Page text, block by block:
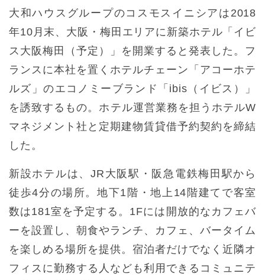
大和ハウスグループのコスモスイニシアは2018
年10月末、大阪・梅田エリアに新築ホテル「イビ
ス大阪梅田（予定）」を開業すると発表した。フ
ランスに本社を置くホテルチェーン「アコーホテ
ルズ」のエコノミーブランド「ibis（イビス）」
を誘致するもの。ホテル運営業務を担うホテルW
マネジメント社と定期建物賃貸借予約契約を締結
した。
新設ホテルは、JR大阪駅・阪急電鉄梅田駅から
徒歩4分の場所。地下1階・地上14階建てで客室
数は181室を予定する。1Fには開放的なカフェバ
ーを設置し、朝食やランチ、カフェ、バータイム
を楽しめる場所を提供。宿泊者だけでなく近隣オ
フィスに勤務する人なども利用できるコミュニテ